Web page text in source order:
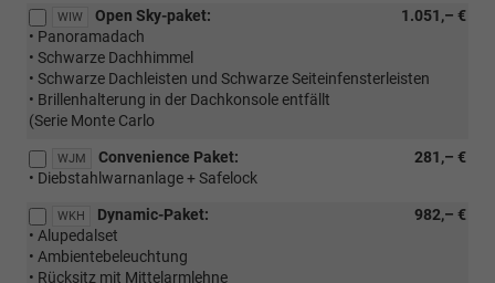
WIW 1.051,– €
Open Sky-paket:
• Panoramadach
• Schwarze Dachhimmel
• Schwarze Dachleisten und Schwarze Seiteinfensterleisten
• Brillenhalterung in der Dachkonsole entfällt
(Serie Monte Carlo
WJM 281,– €
Convenience Paket:
• Diebstahlwarnanlage + Safelock
WKH 982,– €
Dynamic-Paket:
• Alupedalset
• Ambientebeleuchtung
• Rücksitz mit Mittelarmlehne